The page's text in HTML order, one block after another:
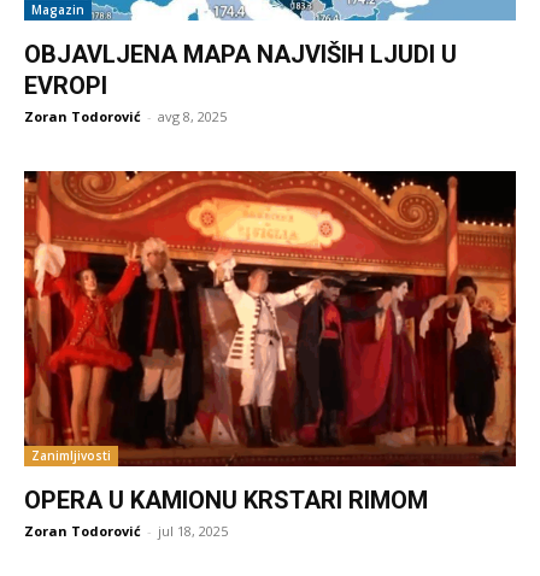
Magazin
OBJAVLJENA MAPA NAJVIŠIH LJUDI U
EVROPI
Zoran Todorović - avg 8, 2025
Zanimljivosti
OPERA U KAMIONU KRSTARI RIMOM
Zoran Todorović - jul 18, 2025